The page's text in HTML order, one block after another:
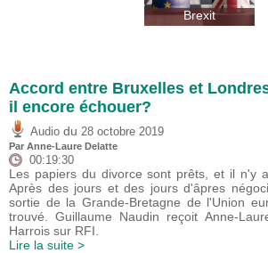
Brexit
Accord entre Bruxelles et
il encore échouer?
Audio du 28 octobre 2019
Par Anne-Laure Delatte
00:19:30
Les papiers du divorce sont prêts, et il n'y
Après des jours et des jours d'âpres
sortie de la Grande-Bretagne de l'Union
trouvé. Guillaume Naudin reçoit Anne-
Harrois sur RFI.
Lire la suite >